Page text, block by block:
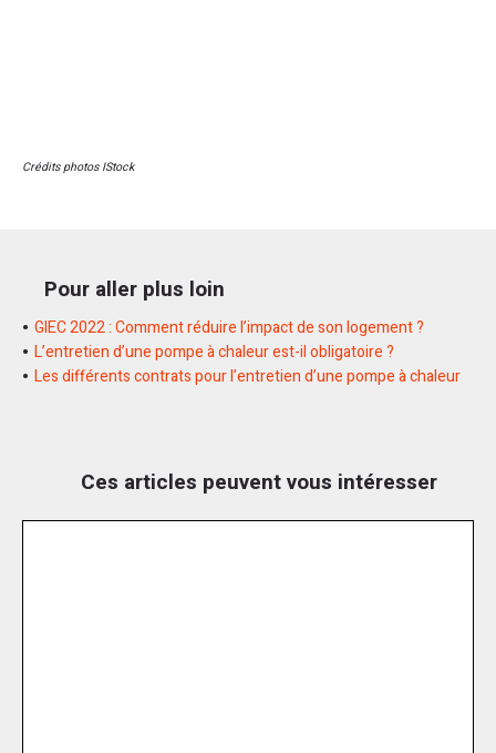
Crédits photos IStock
Pour aller plus loin
GIEC 2022 : Comment réduire l’impact de son logement ?
L’entretien d’une pompe à chaleur est-il obligatoire ?
Les différents contrats pour l’entretien d’une pompe à chaleur
Ces articles peuvent vous intéresser